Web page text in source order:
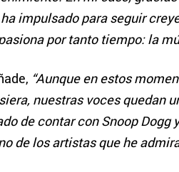
impulsado para seguir
por tanto tiempo: la
“Aunque en estos
nuestras voces quedan
de contar con Snoop Dogg
de los artistas que he